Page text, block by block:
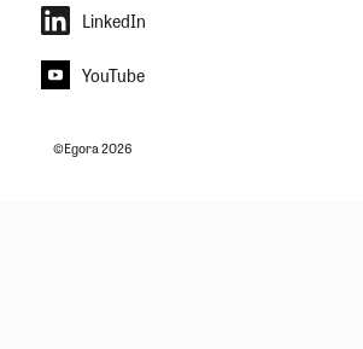
LinkedIn
YouTube
©Egora 2026